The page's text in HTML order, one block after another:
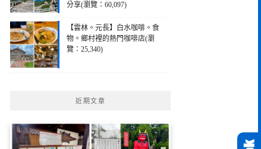
分享(瀏覽：60,097)
【雲林。元長】白水咖啡。食
物。鄉村裡的熱門咖啡店(瀏
覽：25,340)
近期文章